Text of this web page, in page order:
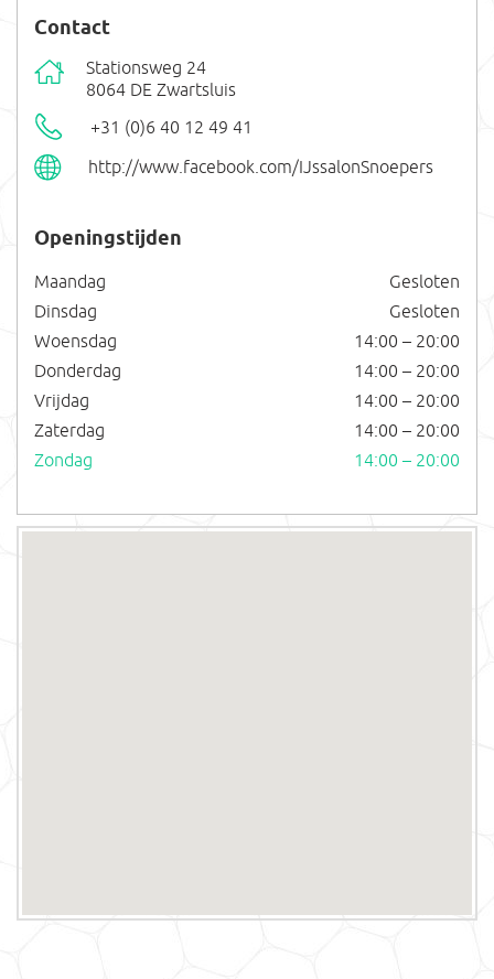
Contact
Stationsweg 24
8064 DE Zwartsluis
+31 (0)6 40 12 49 41
http://www.facebook.com/IJssalonSnoepers
Openingstijden
Maandag
Gesloten
Dinsdag
Gesloten
Woensdag
14:00 – 20:00
Donderdag
14:00 – 20:00
Vrijdag
14:00 – 20:00
Zaterdag
14:00 – 20:00
Zondag
14:00 – 20:00